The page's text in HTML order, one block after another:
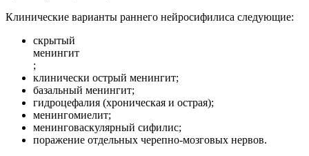
Клинические варианты раннего нейросифилиса следующие:
скрытый
менингит
;
клинически острый менингит;
базальный менингит;
гидроцефалия (хроническая и острая);
менингомиелит;
менинговаскулярный сифилис;
поражение отдельных черепно-мозговых нервов.